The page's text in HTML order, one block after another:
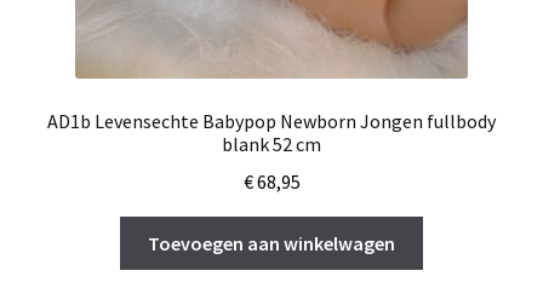
AD1b Levensechte Babypop Newborn Jongen fullbody
blank 52 cm
€68,95
Toevoegen aan winkelwagen